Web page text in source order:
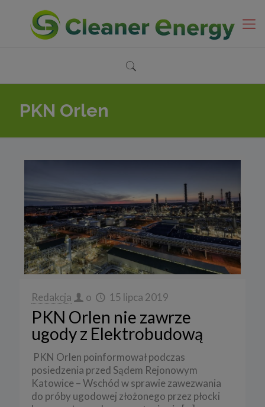
PKN Orlen
Redakcja o 15 lipca 2019
PKN Orlen nie zawrze
ugody z Elektrobudową
PKN Orlen poinformował podczas
posiedzenia przed Sądem Rejonowym
Katowice – Wschód w sprawie zawezwania
do próby ugodowej złożonego przez płocki